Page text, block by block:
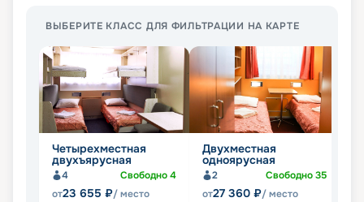
ВЫБЕРИТЕ КЛАСС ДЛЯ ФИЛЬТРАЦИИ НА КАРТЕ
Четырехместная
двухъярусная
4 Свободно4
от23 655 ₽/ место
Двухместная
одноярусная
2 Свободно35
от27 360 ₽/ место